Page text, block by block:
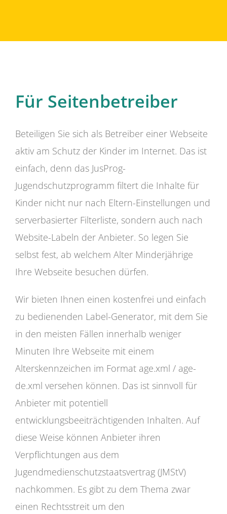
Für Seitenbetreiber
Beteiligen Sie sich als Betreiber einer Webseite
aktiv am Schutz der Kinder im Internet. Das ist
einfach, denn das JusProg-
Jugendschutzprogramm filtert die Inhalte für
Kinder nicht nur nach Eltern-Einstellungen und
serverbasierter Filterliste, sondern auch nach
Website-Labeln der Anbieter. So legen Sie
selbst fest, ab welchem Alter Minderjährige
Ihre Webseite besuchen dürfen.
Wir bieten Ihnen einen kostenfrei und einfach
zu bedienenden Label-Generator, mit dem Sie
in den meisten Fällen innerhalb weniger
Minuten Ihre Webseite mit einem
Alterskennzeichen im Format age.xml / age-
de.xml versehen können. Das ist sinnvoll für
Anbieter mit potentiell
entwicklungsbeeiträchtigenden Inhalten. Auf
diese Weise können Anbieter ihren
Verpflichtungen aus dem
Jugendmedienschutzstaatsvertrag (JMStV)
nachkommen. Es gibt zu dem Thema zwar
einen Rechtsstreit um den